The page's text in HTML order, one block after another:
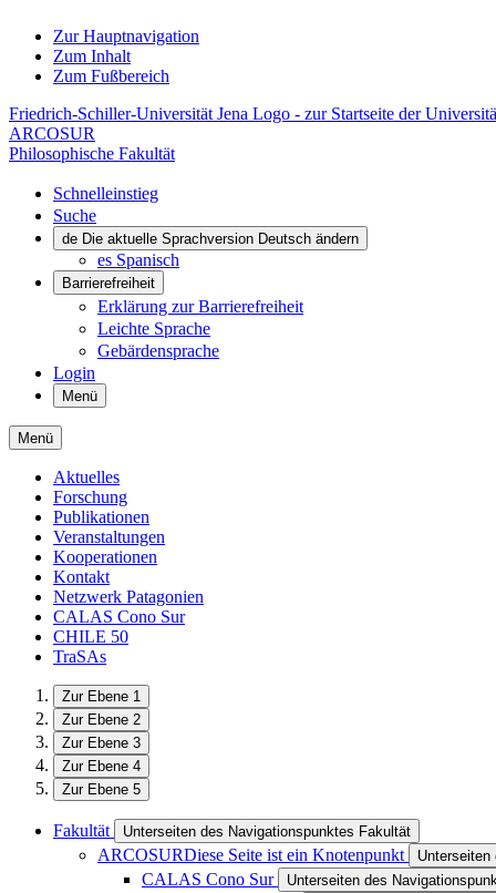
Zur Hauptnavigation
Zum Inhalt
Zum Fußbereich
Friedrich-Schiller-Universität Jena Logo - zur Startseite der
ARCOSUR
Philosophische Fakultät
Schnelleinstieg
Suche
de Die aktuelle Sprachversion Deutsch ändern
es Spanisch
Barrierefreiheit
Erklärung zur Barrierefreiheit
Leichte Sprache
Gebärdensprache
Login
Menü
Menü
Aktuelles
Forschung
Publikationen
Veranstaltungen
Kooperationen
Kontakt
Netzwerk Patagonien
CALAS Cono Sur
CHILE 50
TraSAs
Zur Ebene 1
Zur Ebene 2
Zur Ebene 3
Zur Ebene 4
Zur Ebene 5
Fakultät Unterseiten des Navigationspunktes Fakultät
ARCOSURDiese Seite ist ein Knotenpunkt Unterseiten
CALAS Cono Sur Unterseiten des